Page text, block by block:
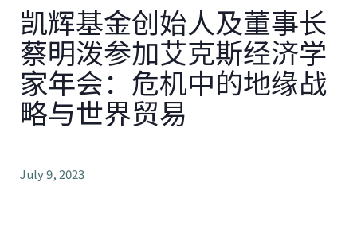
凯辉基金创始人及董事长
蔡明泼参加艾克斯经济学
家年会：危机中的地缘战
略与世界贸易
July 9, 2023